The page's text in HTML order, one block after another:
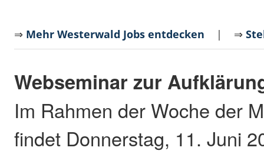
⇒ Mehr Westerwald Jobs entdecken | ⇒
Webseminar zur
Im Rahmen der Woche der
findet Donnerstag, 11. Juni